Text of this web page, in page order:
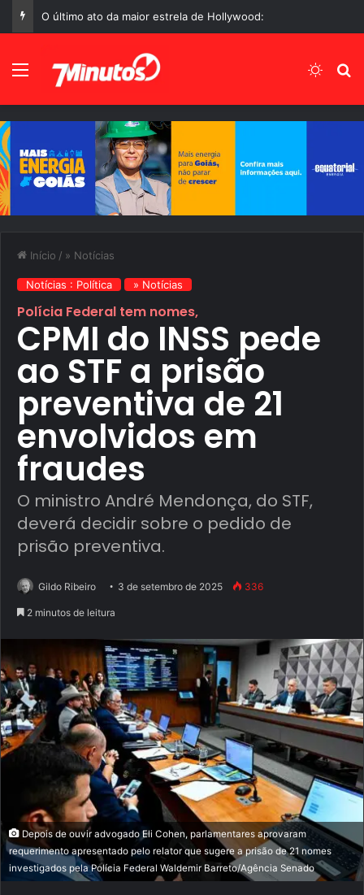
Manchetes do Dia 06 de Agosto de 2026, Quinta-Feira
Menu
Início / » Notícias
Notícias : Política » Notícias
Polícia Federal tem nomes,
CPMI do INSS pede
ao STF a prisão
preventiva de 21
envolvidos em
fraudes
O ministro André Mendonça, do STF,
deverá decidir sobre o pedido de
prisão preventiva.
Gildo Ribeiro 3 de setembro de 2025 336
2 minutos de leitura
Depois de ouvir advogado Eli Cohen, parlamentares aprovaram
requerimento apresentado pelo relator que sugere a prisão de 21 nomes
investigados pela Polícia Federal Waldemir Barreto/Agência Senado